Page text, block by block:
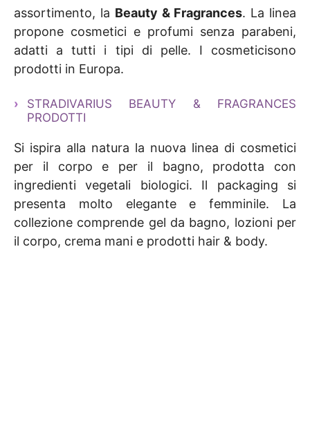
assortimento, la Beauty & Fragrances. La linea
propone cosmetici e profumi senza parabeni,
adatti a tutti i tipi di pelle. I cosmeticisono
prodotti in Europa.
STRADIVARIUS BEAUTY & FRAGRANCES
PRODOTTI
Si ispira alla natura la nuova linea di cosmetici
per il corpo e per il bagno, prodotta con
ingredienti vegetali biologici. Il packaging si
presenta molto elegante e femminile. La
collezione comprende gel da bagno, lozioni per
il corpo, crema mani e prodotti hair & body.